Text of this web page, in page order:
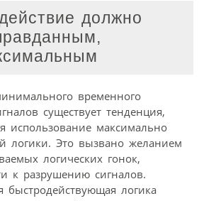
должно
временного
существует тенденция,
использование максимально
логики. Это вызвано желанием
логических гонок,
к разрушению сигналов.
быстродействующая логика